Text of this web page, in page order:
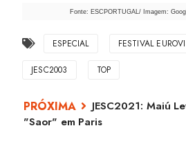
Fonte: ESCPORTUGAL/ Imagem:
ESPECIAL FESTIVAL
JESC2003 TOP
JESC2021: Maiú
"Saor" em Paris